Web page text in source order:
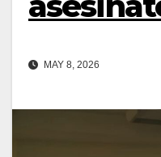
MAY 8, 2026